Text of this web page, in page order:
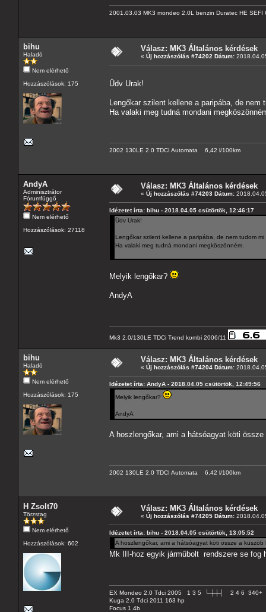
2001.03.03 MK3 mondeo 2.0L benzin Duratec HE
bihu
Haladó
Nem elérhető
Hozzászólások: 175
Válasz: MK3 Általános kérdések
« Új hozzászólás #74202 Dátum:
Üdv Urak!
Lengőkar szilent kellene a paripába, de
Ha valaki meg tudná mondani
2002 130LE 2.0 TDCI Automata 6,42 l/100km
AndyA
Adminisztrátor
Fórumfüggő
Nem elérhető
Hozzászólások: 27118
Válasz: MK3 Általános kérdések
« Új hozzászólás #74203 Dátum:
Idézetet írta: bihu - 2018.04.05 csütörtök, 12:46:17
Üdv Urak!
Lengőkar szilent kellene a paripába, de nem tudom
Ha valaki meg tudná mondani megköszönném.
Melyik lengőkar?
AndyA
Mk3 2.0/130LE TDCi Trend kombi 2006/11
bihu
Haladó
Nem elérhető
Hozzászólások: 175
Válasz: MK3 Általános kérdések
« Új hozzászólás #74204 Dátum:
Idézetet írta: AndyA - 2018.04.05 csütörtök, 12:49:56
Melyik lengőkar?
AndyA
A hoszlengőkar, ami a hátsóagyat köti
2002 130LE 2.0 TDCI Automata 6,42 l/100km
H Zsolt70
Törzstag
Nem elérhető
Hozzászólások: 602
Válasz: MK3 Általános kérdések
« Új hozzászólás #74205 Dátum:
Idézetet írta: bihu - 2018.04.05 csütörtök, 13:05:52
A hoszlengőkar, ami a hátsóagyat köti össze a küszöb
Mk III-hoz egyik járműbolt rendszere se
EX Mondeo 2.0 Tdci 2005 1 3 5 └-┼┼┤ 2 4 6 340+
Kuga 2.0 Tdci 2011 163 hp
Focus 1.4b